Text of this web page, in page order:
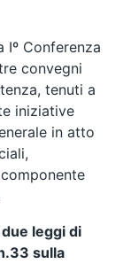
Iº Conferenza
convegni
tenuti a
iniziative
in atto
leggi di
sulla